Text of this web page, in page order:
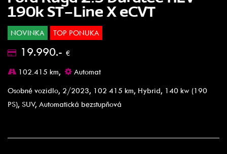
190k ST-Line X eCVT
NOVINKA TOP PONUKA
19.990.- €
102.415 km,
Automat
Osobné vozidlo, 2/2023, 102 415 km, Hybrid, 140 kw (190
PS), SUV, Automatická bezstupňová